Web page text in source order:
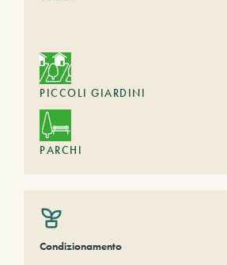
PICCOLI GIARDINI
PARCHI
Condizionamento